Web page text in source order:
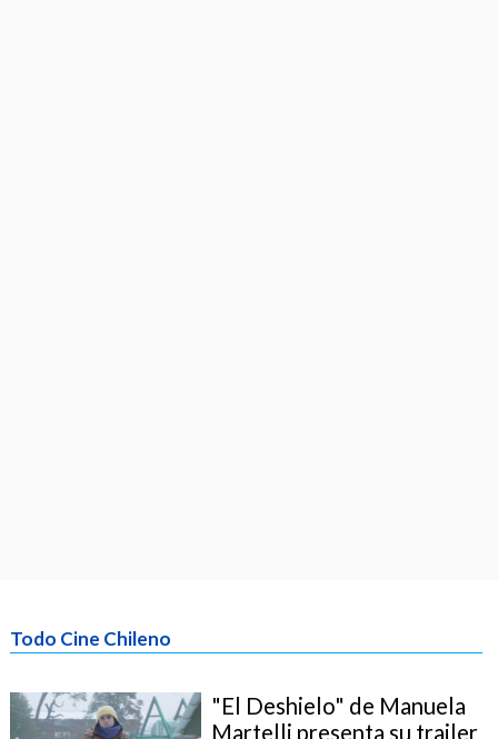
Todo Cine Chileno
"El Deshielo" de Manuela
Martelli presenta su trailer